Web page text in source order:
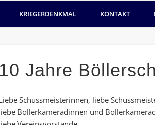
KRIEGERDENKMAL KONTAKT
10 Jahre
Schussmeisterinnen, liebe
Böllerkameradinnen und